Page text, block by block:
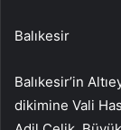
Balıkesir
Balıkesir’in
dikimine Vali